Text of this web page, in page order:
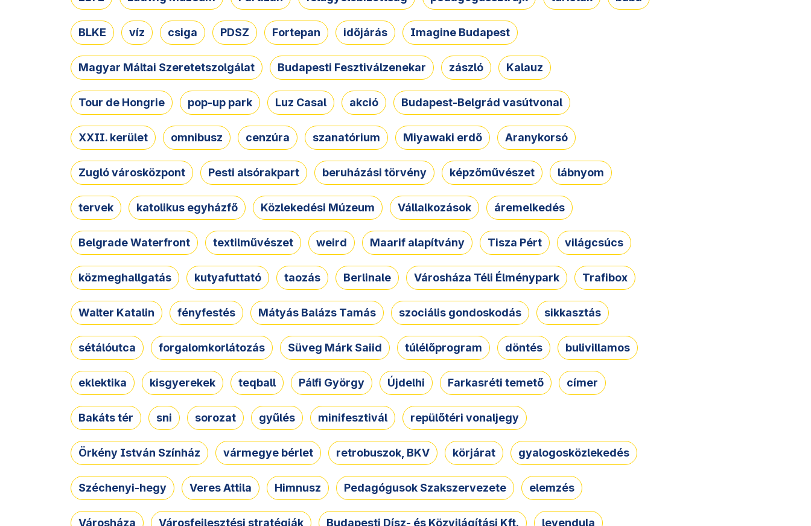
BLKE víz csiga PDSZ Fortepan időjárás Imagine Budapest
Magyar Máltai Szeretetszolgálat Budapesti Fesztiválzenekar zászló Kalauz
Tour de Hongrie pop-up park Luz Casal akció Budapest-Belgrád vasútvonal
XXII. kerület omnibusz cenzúra szanatórium Miyawaki erdő Aranykorsó
Zugló városközpont Pesti alsórakpart beruházási törvény képzőművészet lábnyom
tervek katolikus egyházfő Közlekedési Múzeum Vállalkozások áremelkedés
Belgrade Waterfront textilművészet weird Maarif alapítvány Tisza Pért világcsúcs
közmeghallgatás kutyafuttató taozás Berlinale Városháza Téli Élménypark Trafibox
Walter Katalin fényfestés Mátyás Balázs Tamás szociális gondoskodás sikkasztás
sétálóutca forgalomkorlátozás Süveg Márk Saiid túlélőprogram döntés bulivillamos
eklektika kisgyerekek teqball Pálfi György Újdelhi Farkasréti temető címer
Bakáts tér sni sorozat gyűlés minifesztivál repülőtéri vonaljegy
Örkény István Színház vármegye bérlet retrobuszok, BKV körjárat gyalogosközlekedés
Széchenyi-hegy Veres Attila Himnusz Pedagógusok Szakszervezete elemzés
Városháza Városfejlesztési stratégiák Budapesti Dísz- és Közvilágítási Kft. levendula